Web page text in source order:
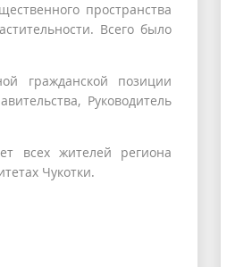
пространства
Всего было
гражданской позиции
Руководитель
всех жителей региона
Чукотки.